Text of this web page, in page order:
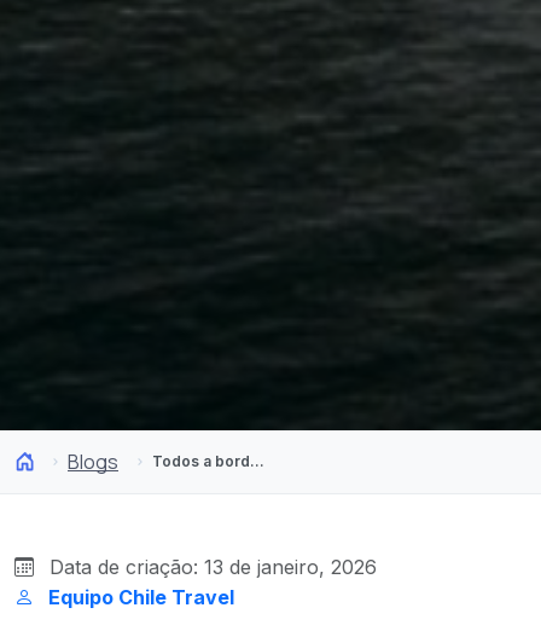
Blogs Todos a bordo! Os cruzeiros a partir do Chile para percorrer o Pacífico
Data de criação: 13 de janeiro, 2026
Equipo Chile Travel